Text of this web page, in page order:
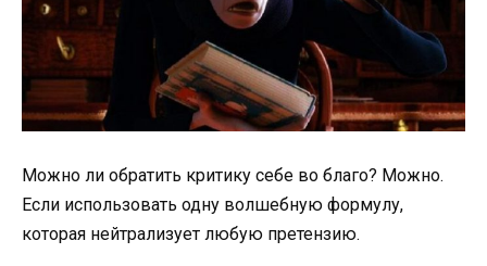
Можно ли обратить критику себе во благо? Можно.
Если использовать одну волшебную формулу,
которая нейтрализует любую претензию.